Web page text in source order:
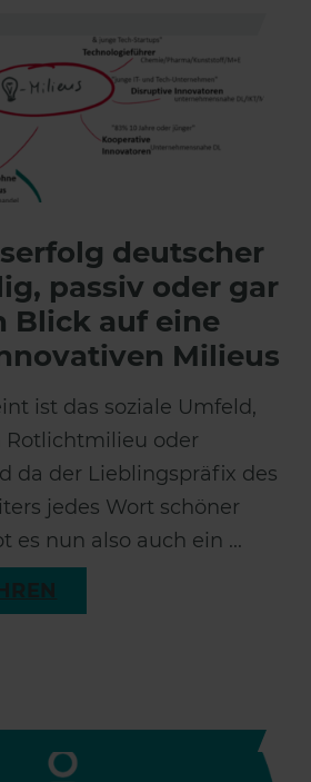
deutscher
passiv oder gar
Blick auf eine
Milieus
ist das soziale Umfeld,
Rotlichtmilieu oder
da der Lieblingspräfix des
jedes Wort schöner
es nun also auch ein ...